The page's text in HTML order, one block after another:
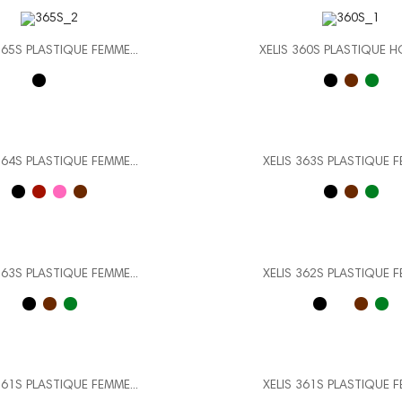
PLASTIQUE FEMME... XELIS 360S PLASTIQUE
PLASTIQUE FEMME... XELIS 363S PLASTIQUE
PLASTIQUE FEMME... XELIS 362S PLASTIQUE
PLASTIQUE FEMME... XELIS 361S PLASTIQUE